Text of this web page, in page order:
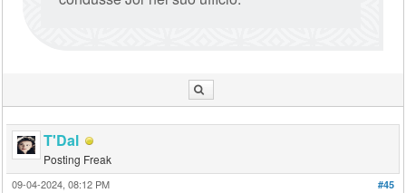
T'Dal
Posting Freak
#45
09-04-2024, 08:12 PM